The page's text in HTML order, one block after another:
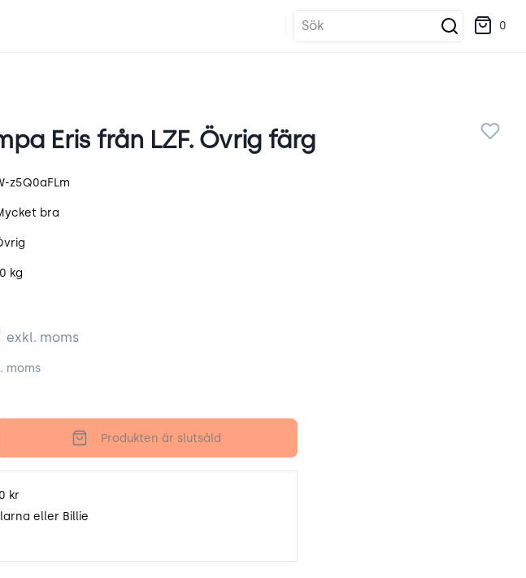
Sök 0
Eris från LZF. Övrig färg
z5Q0aFLm
bra
kg
exkl. moms
moms
Produkten är slutsåld
kr
eller Billie